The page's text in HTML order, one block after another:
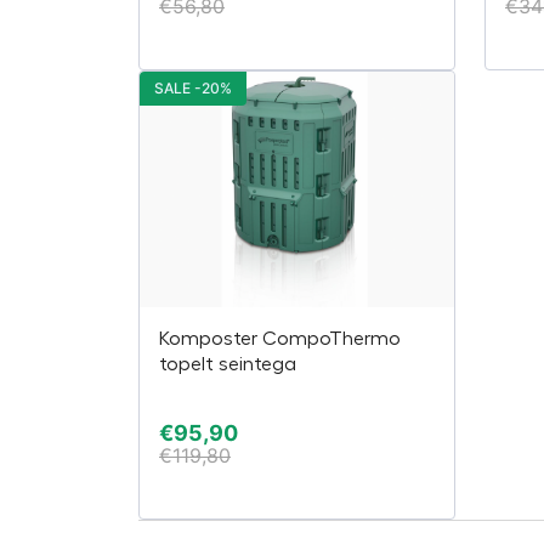
€56,80 €
Komposter CompoThermo
topelt seintega
€95,90
€119,80
SALE -20%